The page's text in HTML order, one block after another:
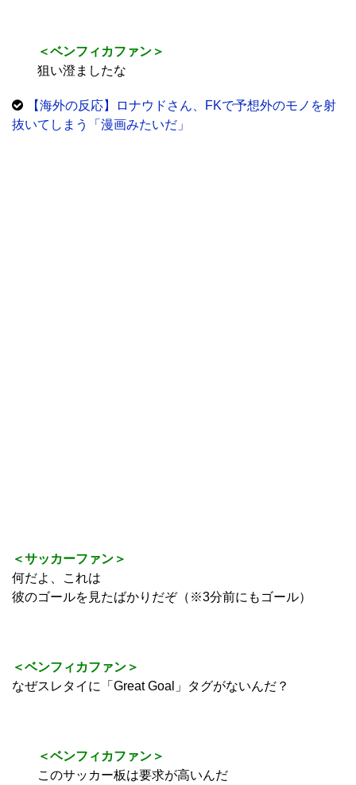
＜ベンフィカファン＞
狙い澄ましたな
【海外の反応】ロナウドさん、FKで予想外のモノを射
抜いてしまう「漫画みたいだ」
＜サッカーファン＞
何だよ、これは
彼のゴールを見たばかりだぞ（※3分前にもゴール）
＜ベンフィカファン＞
なぜスレタイに「Great Goal」タグがないんだ？
＜ベンフィカファン＞
このサッカー板は要求が高いんだ